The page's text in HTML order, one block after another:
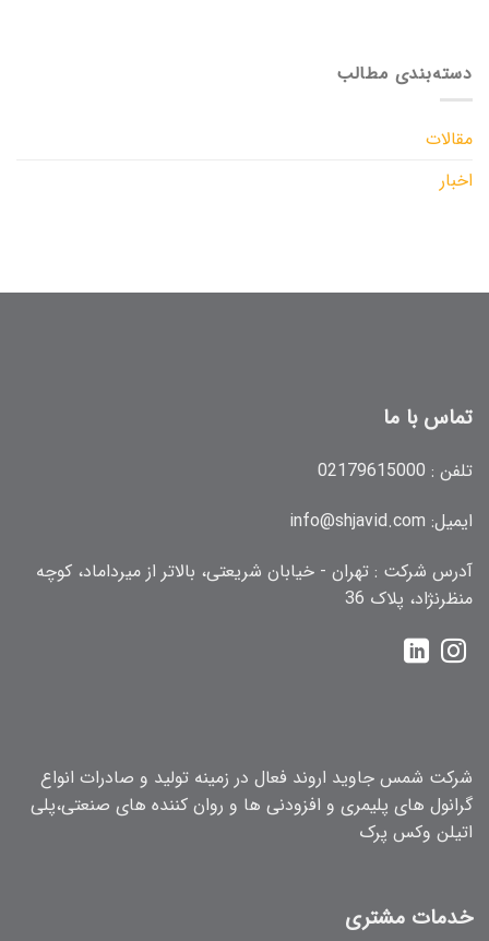
دسته‌بندی مطالب
مقالات
اخبار
تماس با ما
تلفن : 02179615000
ایمیل: info@shjavid.com
آدرس شرکت : تهران - خیابان شریعتی، بالاتر از میرداماد، کوچه
منظرنژاد، پلاک 36
خدمات مشتری
شرکت شمس جاوید اروند فعال در زمینه تولید و صادرات انواع
گرانول های پلیمری و افزودنی ها و روان کننده های صنعتی،پلی
اتیلن وکس پرک